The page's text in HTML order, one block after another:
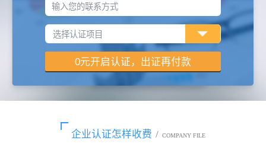
输入您的联系方式
企业认证怎样收费 / COMPANY FILE